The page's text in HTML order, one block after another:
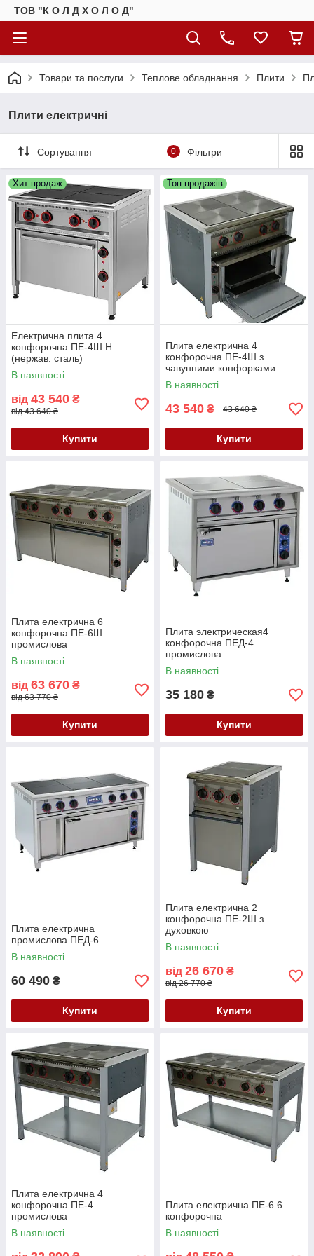
ТОВ "К О Л Д Х О Л О Д"
Товари та послуги Теплове обладнання Плити
Плити електричні
Сортування 0 Фільтри
Хит продаж
Електрична плита 4
конфорочна ПЕ-4Ш Н
(нержав. сталь)
В наявності
від 43 540 ₴
від 43 640 ₴
Купити
Топ продажів
Плита електрична 4
конфорочна ПЕ-4Ш з
чавунними конфорками
В наявності
43 540 ₴ 43 640 ₴
Купити
Плита електрична 6
конфорочна ПЕ-6Ш
промислова
В наявності
від 63 670 ₴
від 63 770 ₴
Купити
Плита электрическая4
конфорочна ПЕД-4
промислова
В наявності
35 180 ₴
Купити
Плита електрична
промислова ПЕД-6
В наявності
60 490 ₴
Купити
Плита електрична 2
конфорочна ПЕ-2Ш з
духовкою
В наявності
від 26 670 ₴
від 26 770 ₴
Купити
Плита електрична 4
конфорочна ПЕ-4
промислова
В наявності
Плита електрична ПЕ-6 6
конфорочна
В наявності